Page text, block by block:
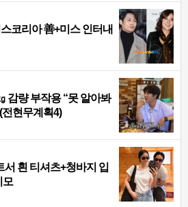
스코리아 善+미스 인터내
감량 부작용 “못 알아봐
현무계획4)
서 흰 티셔츠+청바지 입
모